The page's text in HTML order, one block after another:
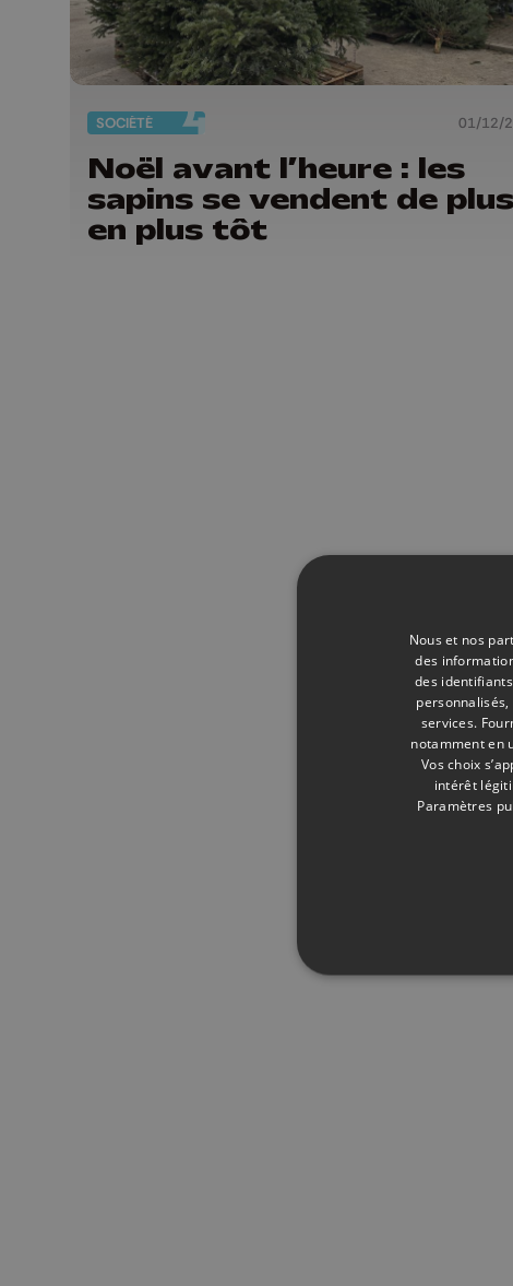
SOCIÉTÉ 01/12/
Noël avant l’heure : les
sapins se vendent de plus
en plus tôt
Nous et nos
des
des
services.
notamment en
Vos choix
intérêt
Paramètres